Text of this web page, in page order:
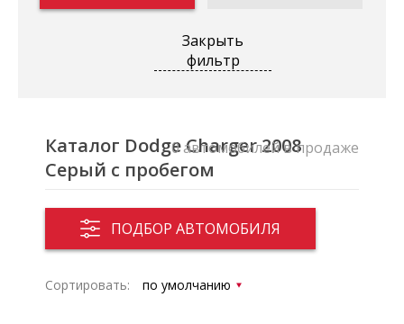
Закрыть
фильтр
Каталог Dodge Charger 2008
Серый с пробегом
ПОДБОР АВТОМОБИЛЯ
0 автомобилей в продаже
Сортировать: